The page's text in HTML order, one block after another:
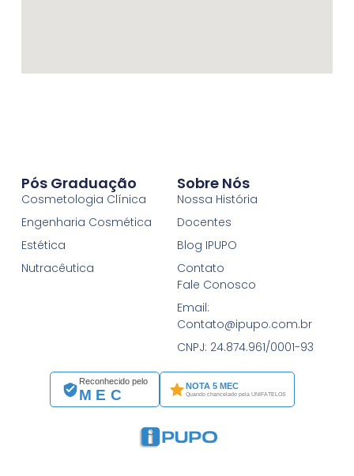
Reconhecido pelo
MEC
NOTA 5 MEC
Quando chancelado pela UNIFATELOS
Pós Graduação
Cosmetologia Clínica
Engenharia Cosmética
Estética
Nutracêutica
Sobre Nós
Nossa História
Docentes
Blog IPUPO
Contato
Fale Conosco
Email:
Contato@ipupo.com.br
CNPJ: 24.874.961/0001-93